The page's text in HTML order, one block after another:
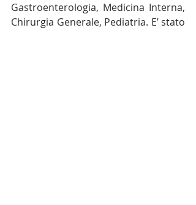
Gastroenterologia, Medicina Interna,
Chirurgia Generale, Pediatria. E’ stato